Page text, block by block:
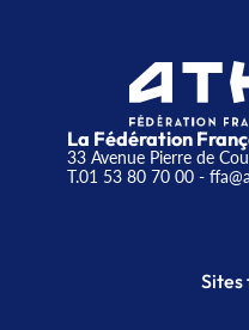
La Fédération
33 Avenue Pierre de
T.01 53 80 70 00-
Sites